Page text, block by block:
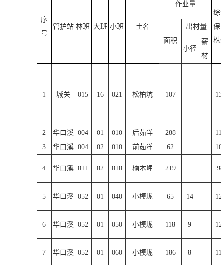
序
号
管护站 林班 大班 小班 土名
作业量
面积
出材量
小径
薪
材
1 城关 015 16 021 松柏坑 107
2 华口溪 004 01 010 后茹洋 288
3
华口溪 004 02 010 前茹洋 62
4 华口溪 011 02 010 楠木岬 219
5 华口溪 052 01 040 小模垅 65 14
6 华口溪 052 01 050 小模垅 118 9
7 华口溪 052 01 060 小模垅 186 8